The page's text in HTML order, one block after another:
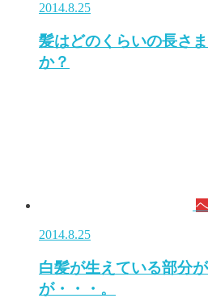
2014.8.25
髪はどのくらいの長さ
か？
2014.8.25
白髪が生えている部分
が・・・。